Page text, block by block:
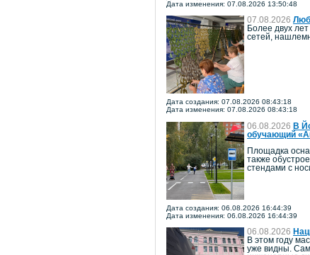
Дата изменения: 07.08.2026 13:50:48
07.08.2026
Более двух
сетей,
Дата создания: 07.08.2026 08:43:18
Дата изменения: 07.08.2026 08:43:18
06.08.2026 В
обучающий
Площадка
также
стендами с
Дата создания: 06.08.2026 16:44:39
Дата изменения: 06.08.2026 16:44:39
06.08.2026
В этом году
уже видны.